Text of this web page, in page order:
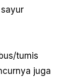
tumis
juga